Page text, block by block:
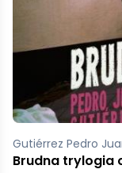
Okakura Kakuzo
Księga herbarty